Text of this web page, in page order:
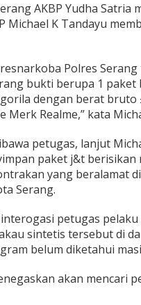
AKBP Yudha Satria
Michael K Tandayu
Polres
bukti berupa 1 paket
dengan berat bruto
Merk Realme,” kata
petugas, lanjut
paket j&t
yang beralamat
Serang.
petugas
sintetis tersebut di
belum diketahui
akan mencari